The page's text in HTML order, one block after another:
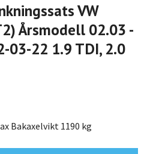
VW
Årsmodell 02.03 -
03-22 1.9 TDI, 2.0
Bakaxelvikt 1190 kg